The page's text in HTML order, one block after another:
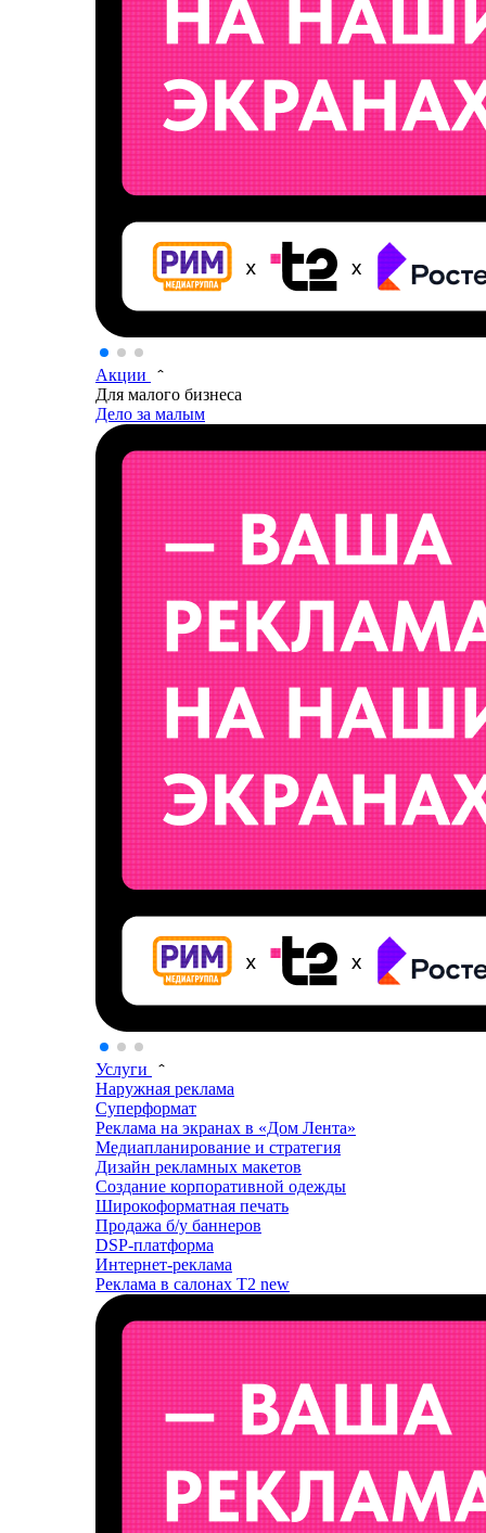
Акции
Для малого бизнеса
Дело за малым
Услуги
Наружная реклама
Суперформат
Реклама на экранах в «Дом Лента»
Медиапланирование и стратегия
Дизайн рекламных макетов
Создание корпоративной одежды
Широкоформатная печать
Продажа б/у баннеров
DSP-платформа
Интернет-реклама
Реклама в салонах T2 new